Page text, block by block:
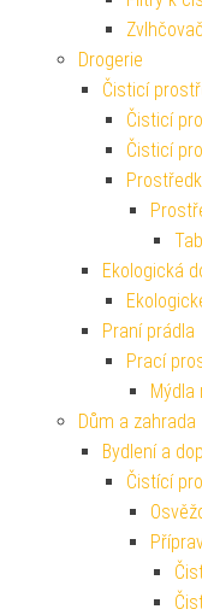
Drogerie
Čisticí
Čisticí
Čisticí
Ekologická
Praní prádla
Prací
Mýdla
Dům a zahrada
Bydlení a
Čistící